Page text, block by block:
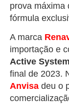
prova máxima
fórmula
A marca
importação e
Active
final de 2023.
Anvisa deu o